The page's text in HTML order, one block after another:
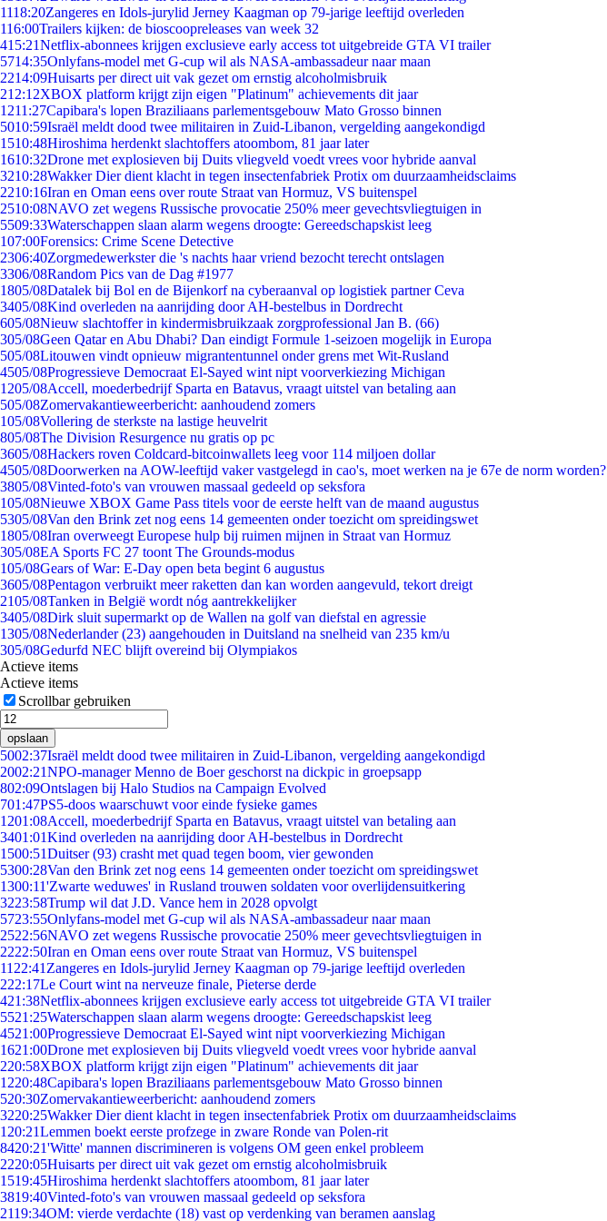
1118:20Zangeres en Idols-jurylid Jerney Kaagman op 79-jarige leeftijd overleden
116:00Trailers kijken: de bioscoopreleases van week 32
415:21Netflix-abonnees krijgen exclusieve early access tot uitgebreide GTA VI trailer
5714:35Onlyfans-model met G-cup wil als NASA-ambassadeur naar maan
2214:09Huisarts per direct uit vak gezet om ernstig alcoholmisbruik
212:12XBOX platform krijgt zijn eigen "Platinum" achievements dit jaar
1211:27Capibara's lopen Braziliaans parlementsgebouw Mato Grosso binnen
5010:59Israël meldt dood twee militairen in Zuid-Libanon, vergelding aangekondigd
1510:48Hiroshima herdenkt slachtoffers atoombom, 81 jaar later
1610:32Drone met explosieven bij Duits vliegveld voedt vrees voor hybride aanval
3210:28Wakker Dier dient klacht in tegen insectenfabriek Protix om duurzaamheidsclaims
2210:16Iran en Oman eens over route Straat van Hormuz, VS buitenspel
2510:08NAVO zet wegens Russische provocatie 250% meer gevechtsvliegtuigen in
5509:33Waterschappen slaan alarm wegens droogte: Gereedschapskist leeg
107:00Forensics: Crime Scene Detective
2306:40Zorgmedewerkster die 's nachts haar vriend bezocht terecht ontslagen
3306/08Random Pics van de Dag #1977
1805/08Datalek bij Bol en de Bijenkorf na cyberaanval op logistiek partner Ceva
3405/08Kind overleden na aanrijding door AH-bestelbus in Dordrecht
605/08Nieuw slachtoffer in kindermisbruikzaak zorgprofessional Jan B. (66)
305/08Geen Qatar en Abu Dhabi? Dan eindigt Formule 1-seizoen mogelijk in Europa
505/08Litouwen vindt opnieuw migrantentunnel onder grens met Wit-Rusland
4505/08Progressieve Democraat El-Sayed wint nipt voorverkiezing Michigan
1205/08Accell, moederbedrijf Sparta en Batavus, vraagt uitstel van betaling aan
505/08Zomervakantieweerbericht: aanhoudend zomers
105/08Vollering de sterkste na lastige heuvelrit
805/08The Division Resurgence nu gratis op pc
3605/08Hackers roven Coldcard-bitcoinwallets leeg voor 114 miljoen dollar
4505/08Doorwerken na AOW-leeftijd vaker vastgelegd in cao's, moet werken na je 67e de norm worden?
3805/08Vinted-foto's van vrouwen massaal gedeeld op seksfora
105/08Nieuwe XBOX Game Pass titels voor de eerste helft van de maand augustus
5305/08Van den Brink zet nog eens 14 gemeenten onder toezicht om spreidingswet
1805/08Iran overweegt Europese hulp bij ruimen mijnen in Straat van Hormuz
305/08EA Sports FC 27 toont The Grounds-modus
105/08Gears of War: E-Day open beta begint 6 augustus
3605/08Pentagon verbruikt meer raketten dan kan worden aangevuld, tekort dreigt
2105/08Tanken in België wordt nóg aantrekkelijker
3405/08Dirk sluit supermarkt op de Wallen na golf van diefstal en agressie
1305/08Nederlander (23) aangehouden in Duitsland na snelheid van 235 km/u
305/08Gedurfd NEC blijft overeind bij Olympiakos
Actieve items
Actieve items
Scrollbar gebruiken
opslaan
5002:37Israël meldt dood twee militairen in Zuid-Libanon, vergelding aangekondigd
2002:21NPO-manager Menno de Boer geschorst na dickpic in groepsapp
802:09Ontslagen bij Halo Studios na Campaign Evolved
701:47PS5-doos waarschuwt voor einde fysieke games
1201:08Accell, moederbedrijf Sparta en Batavus, vraagt uitstel van betaling aan
3401:01Kind overleden na aanrijding door AH-bestelbus in Dordrecht
1500:51Duitser (93) crasht met quad tegen boom, vier gewonden
5300:28Van den Brink zet nog eens 14 gemeenten onder toezicht om spreidingswet
1300:11'Zwarte weduwes' in Rusland trouwen soldaten voor overlijdensuitkering
3223:58Trump wil dat J.D. Vance hem in 2028 opvolgt
5723:55Onlyfans-model met G-cup wil als NASA-ambassadeur naar maan
2522:56NAVO zet wegens Russische provocatie 250% meer gevechtsvliegtuigen in
2222:50Iran en Oman eens over route Straat van Hormuz, VS buitenspel
11 22:41 Zangeres en Idols-jurylid Jerney Kaagman op 79-jarige leeftijd overleden
222:17Le Court wint na nerveuze finale, Pieterse derde
421:38Netflix-abonnees krijgen exclusieve early access tot uitgebreide GTA VI trailer
5521:25Waterschappen slaan alarm wegens droogte: Gereedschapskist leeg
4521:00Progressieve Democraat El-Sayed wint nipt voorverkiezing Michigan
1621:00Drone met explosieven bij Duits vliegveld voedt vrees voor hybride aanval
220:58XBOX platform krijgt zijn eigen "Platinum" achievements dit jaar
1220:48Capibara's lopen Braziliaans parlementsgebouw Mato Grosso binnen
520:30Zomervakantieweerbericht: aanhoudend zomers
3220:25Wakker Dier dient klacht in tegen insectenfabriek Protix om duurzaamheidsclaims
1 20:21Lemmen boekt eerste profzege in zware Ronde van Polen-rit
8420:21'Witte' mannen discrimineren is volgens OM geen enkel probleem
2220:05Huisarts per direct uit vak gezet om ernstig alcoholmisbruik
1519:45Hiroshima herdenkt slachtoffers atoombom, 81 jaar later
3819:40Vinted-foto's van vrouwen massaal gedeeld op seksfora
2119:34OM: vierde verdachte (18) vast op verdenking van beramen aanslag